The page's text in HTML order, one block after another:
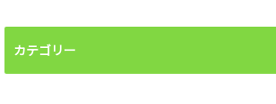
カテゴリー